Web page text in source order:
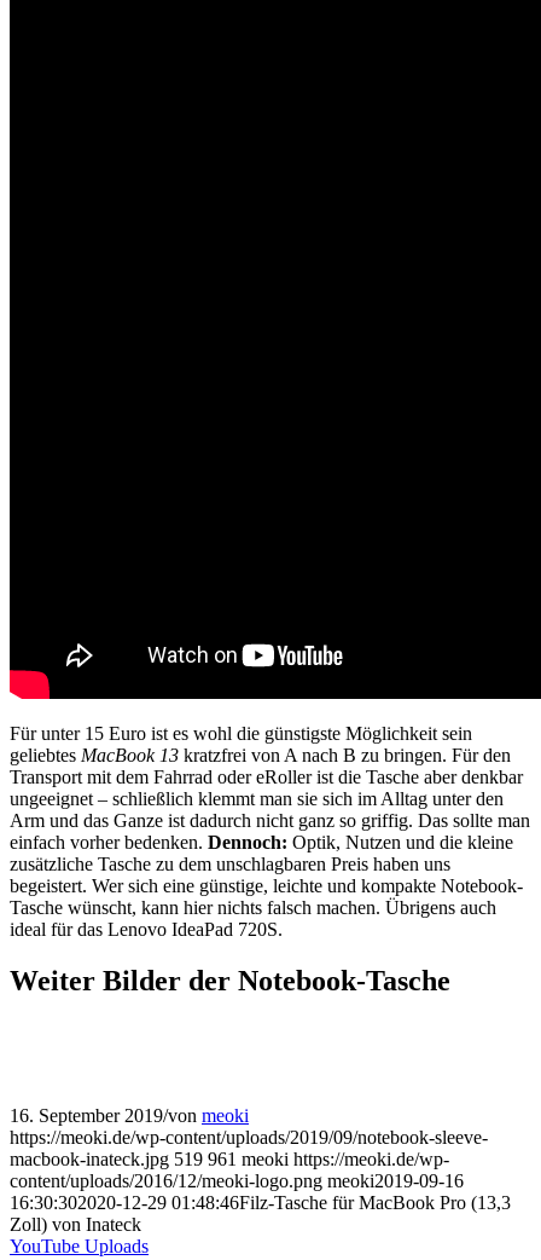
Für unter 15 Euro ist es wohl die günstigste Möglichkeit sein
geliebtes MacBook 13 kratzfrei von A nach B zu bringen. Für den
Transport mit dem Fahrrad oder eRoller ist die Tasche aber denkbar
ungeeignet – schließlich klemmt man sie sich im Alltag unter den
Arm und das Ganze ist dadurch nicht ganz so griffig. Das sollte man
einfach vorher bedenken. Dennoch: Optik, Nutzen und die kleine
zusätzliche Tasche zu dem unschlagbaren Preis haben uns
begeistert. Wer sich eine günstige, leichte und kompakte Notebook-
Tasche wünscht, kann hier nichts falsch machen. Übrigens auch
ideal für das Lenovo IdeaPad 720S.
Weiter Bilder der Notebook-Tasche
16. September 2019/von meoki
https://meoki.de/wp-content/uploads/2019/09/notebook-sleeve-
macbook-inateck.jpg 519 961 meoki https://meoki.de/wp-
content/uploads/2016/12/meoki-logo.png meoki2019-09-16
16:30:302020-12-29 01:48:46Filz-Tasche für MacBook Pro (13,3
Zoll) von Inateck
YouTube Uploads